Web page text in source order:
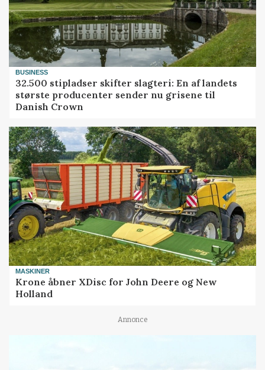
BUSINESS
32.500 stipladser skifter slagteri: En af landets
største producenter sender nu grisene til
Danish Crown
MASKINER
Krone åbner XDisc for John Deere og New
Holland
Annonce